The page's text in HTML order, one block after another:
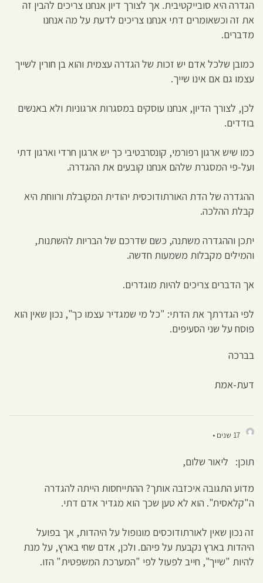
הגדרה היא סובייקטיבית. אך לצורך דיון אנחנו צריכים להבין זה
את זה וכשאומרים דתי אנחנו צריכים לדעת על מה אנחנו
מדברים.
כמובן שלכל אדם יש זכות של הגדרה עצמית והוא בן חורין לשייך
עצמו גם אם אינו שייך.
לכן, לצורך הדיון, אנחנו עוסקים במסגרות ארגוניות ולא באנשים
בודדים.
כמו שיש ארגון רפורמי, קונסרבטיבי כך יש ארגון חרדי וארגון דתי
ועל-פי המסגרת שלהם אנחנו קובעים את ההגדרה.
ההגדרה של הדת האורתודוכסית יהודית המקובלת ורווחת היא
קבלת ההלכה.
יתכן וההגדרה משתנה, כשם שדרכם של הבריות להשתנות,
והמילים מקבלות משמעות חדשה.
אך הדברים צריכים להיות מוגדרים.
לפי הגדרתך את הדתי: "כל מי שמגדיר עצמו כך", נכון שאין הוא
פוסח על שני הסעיפים.
בברכה
דעת-אמת
17 שנים •
תוכן: ליאור שלום,
מדוע התגובה איכזבה אותך? ההתייחסות הייתה להגדרה
ה"קלאסית". הוא לא טען שכך הוא מגדיר אדם דתי.
זה נכון שאין לאורתודוכסים מונופול על היהדות, אך בפועל
היהדות בארץ נקבעת על פיהם. ולכן, אדם שחי בארץ, על מנת
להיות "שייך", חייב לפעול לפי "המערכת המשפטית" הזו.